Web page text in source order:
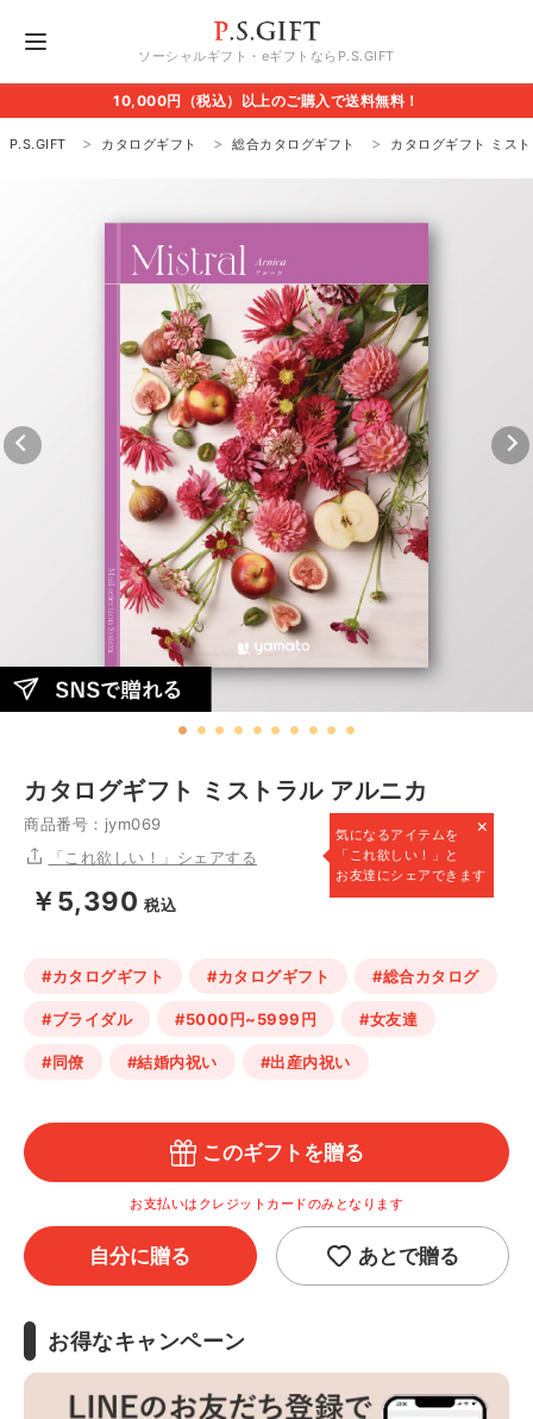
ソーシャルギフト・eギフトならP.S.GIFT
10,000円（税込）以上のご購入で送料無料！
P.S.GIFT カタログギフト 総合カタログギフト カタログギフト ミス
カタログギフト ミストラル アルニカ
商品番号：jym069 ×
気になるアイテムを
「これ欲しい！」と
お友達にシェアできます
「これ欲しい！」シェアする
￥5,390 税込
#カタログギフト #カタログギフト #総合カタログ
#ブライダル #5000円~5999円 #女友達
#同僚 #結婚内祝い #出産内祝い
このギフトを贈る
お支払いはクレジットカードのみとなります
自分に贈る あとで贈る
お得なキャンペーン